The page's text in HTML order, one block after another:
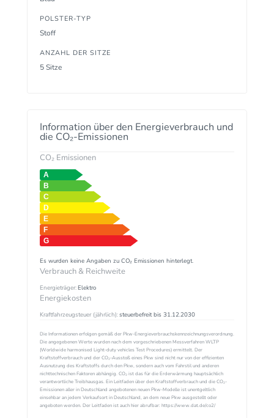
POLSTER-TYP
Stoff
ANZAHL DER SITZE
5 Sitze
Information über den Energieverbrauch und
die CO₂-Emissionen
CO₂ Emissionen
Es wurden keine Angaben zu CO₂ Emissionen hinterlegt.
Verbrauch & Reichweite
Energieträger:Elektro
Energiekosten
Kraftfahrzeugsteuer (jährlich):steuerbefreit bis 31.12.2030
Die Informationen erfolgen gemäß der Pkw-Energieverbrauchskennzeichnungsverordnung.
Die angegebenen Werte wurden nach dem vorgeschriebenen Messverfahren WLTP
(Worldwide harmonised Light-duty vehicles Test Procedures) ermittelt. Der
Kraftstoffverbrauch und der CO₂-Ausstoß eines Pkw sind nicht nur von der effizienten
Ausnutzung des Kraftstoffs durch den Pkw, sondern auch vom Fahrstil und anderen
nichttechnischen Faktoren abhängig. CO₂ ist das für die Erderwärmung hauptsächlich
verantwortliche Treibhausgas. Ein Leitfaden über den Kraftstoffverbrauch und die CO₂-
Emissionen aller in Deutschland angebotenen neuen Pkw-Modelle ist unentgeltlich
einsehbar an jedem Verkaufsort in Deutschland, an dem neue Pkw ausgestellt oder
angeboten werden. Der Leitfaden ist auch hier abrufbar: https://www.dat.de/co2/